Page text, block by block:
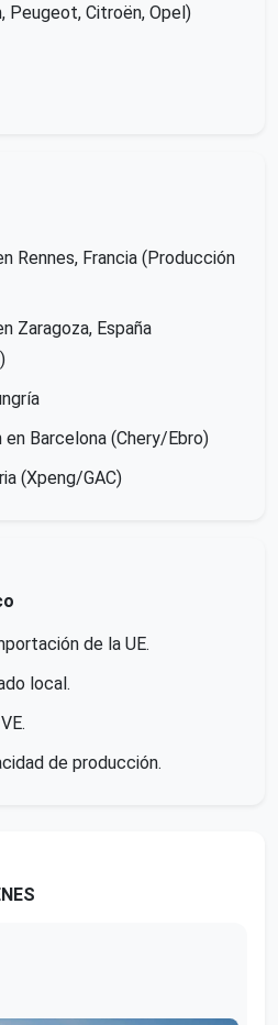
Peugeot, Citroën, Opel)
Rennes, Francia (Producción
Zaragoza, España
Barcelona (Chery/Ebro)
(Xpeng/GAC)
de la UE.
local.
de producción.